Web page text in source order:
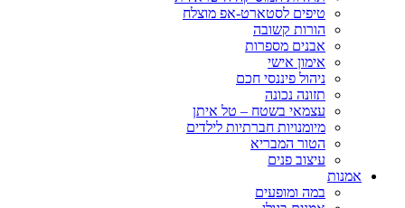
טיפים לסטארט-אפ מוצלח
הורות קשובה
אבנים מספרות
אימון אישי
ניהול פיננסי חכם
תזונה נכונה
עצמאי בשטח – טל איתן
מיומנויות חברתיות לילדים
הטור המבריא
עיצוב פנים
אמנות
במה ומופעים